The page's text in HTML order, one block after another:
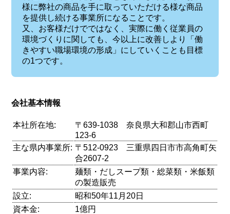
様に弊社の商品を手に取っていただける様な商品
を提供し続ける事業所になることです。
又、お客様だけでではなく、実際に働く従業員の
環境づくりに関しても、今以上に改善しより「働
きやすい職場環境の形成」にしていくことも目標
の1つです。
会社基本情報
本社所在地:
〒639-1038 奈良県大和郡山市西町
123-6
主な県内事業所: 〒512-0923 三重県四日市市高角町矢
合2607-2
事業内容:
麺類・だしスープ類・総菜類・米飯類
の製造販売
設立:
昭和50年11月20日
資本金:
1億円